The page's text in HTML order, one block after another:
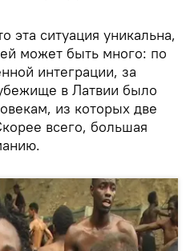
эта ситуация уникальна,
может быть много: по
интеграции, за
в Латвии было
из которых две
всего, большая